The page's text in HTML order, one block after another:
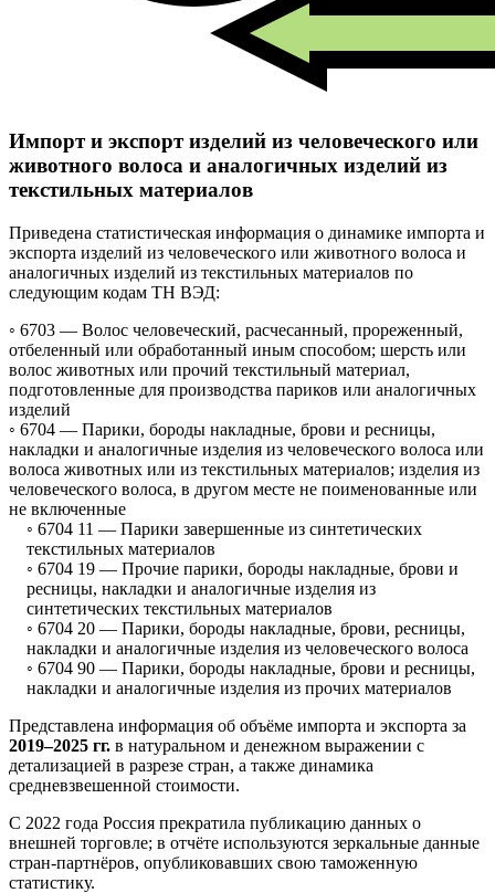
Импорт и экспорт изделий из человеческого или
животного волоса и аналогичных изделий из
текстильных материалов
Приведена статистическая информация о динамике импорта и
экспорта изделий из человеческого или животного волоса и
аналогичных изделий из текстильных материалов по
следующим кодам ТН ВЭД:
◦ 6703 — Волос человеческий, расчесанный, прореженный,
отбеленный или обработанный иным способом; шерсть или
волос животных или прочий текстильный материал,
подготовленные для производства париков или аналогичных
изделий
◦ 6704 — Парики, бороды накладные, брови и ресницы,
накладки и аналогичные изделия из человеческого волоса или
волоса животных или из текстильных материалов; изделия из
человеческого волоса, в другом месте не поименованные или
не включенные
◦ 6704 11 — Парики завершенные из синтетических
текстильных материалов
◦ 6704 19 — Прочие парики, бороды накладные, брови и
ресницы, накладки и аналогичные изделия из
синтетических текстильных материалов
◦ 6704 20 — Парики, бороды накладные, брови, ресницы,
накладки и аналогичные изделия из человеческого волоса
◦ 6704 90 — Парики, бороды накладные, брови и ресницы,
накладки и аналогичные изделия из прочих материалов
Представлена информация об объёме импорта и экспорта за
2019–2025 гг. в натуральном и денежном выражении с
детализацией в разрезе стран, а также динамика
средневзвешенной стоимости.
С 2022 года Россия прекратила публикацию данных о
внешней торговле; в отчёте используются зеркальные данные
стран-партнёров, опубликовавших свою таможенную
статистику.